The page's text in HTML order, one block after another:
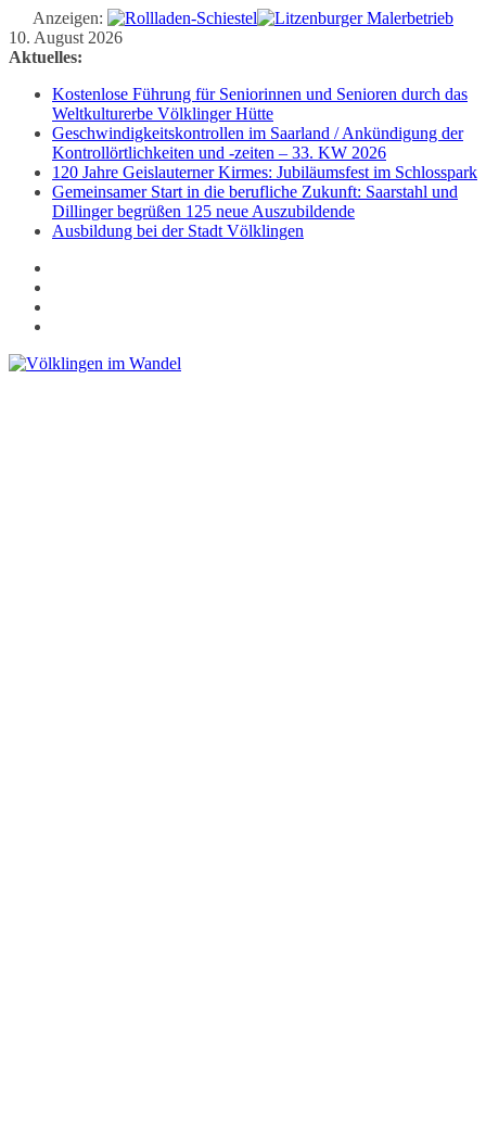
Anzeigen:
Zum
Inhalt
10. August 2026
Aktuelles:
Kostenlose Führung für Seniorinnen und Senioren durch das
Weltkulturerbe Völklinger Hütte
Geschwindigkeitskontrollen im Saarland / Ankündigung der
Kontrollörtlichkeiten und -zeiten – 33. KW 2026
120 Jahre Geislauterner Kirmes: Jubiläumsfest im Schlosspark
Gemeinsamer Start in die berufliche Zukunft: Saarstahl und
Dillinger begrüßen 125 neue Auszubildende
Ausbildung bei der Stadt Völklingen